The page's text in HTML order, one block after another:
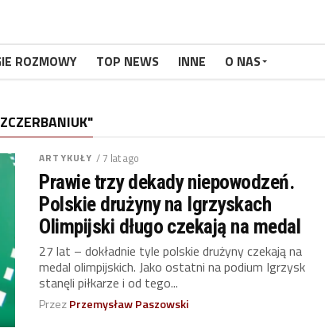
ROZMOWY TOP NEWS INNE O NAS
ARTYKUŁY / 7 lat ago
Prawie trzy dekady niepowodzeń.
Polskie drużyny na Igrzyskach
Olimpijski długo czekają na medal
27 lat – dokładnie tyle polskie drużyny czekają na
medal olimpijskich. Jako ostatni na podium Igrzysk
stanęli piłkarze i od tego...
PrzezPrzemysław Paszowski